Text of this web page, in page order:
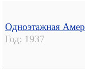
Одноэтажная
Год: 1937